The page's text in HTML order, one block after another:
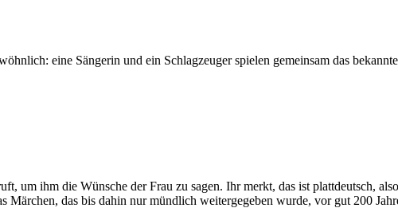
eine Sängerin und ein Schlagzeuger spielen gemeinsam das
um ihm die Wünsche der Frau zu sagen. Ihr merkt, das ist plattdeutsch,
Märchen, das bis dahin nur mündlich weitergegeben wurde, vor gut 200